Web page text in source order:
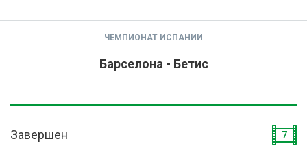
ЧЕМПИОНАТ ИСПАНИИ
Барселона - Бетис
Завершен 7